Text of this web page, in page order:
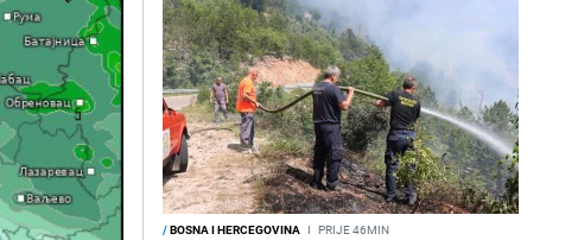
/BOSNA I HERCEGOVINA I PRIJE 46MIN